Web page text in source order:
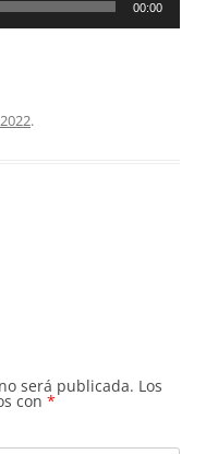
00:00
.
será publicada. Los
con *